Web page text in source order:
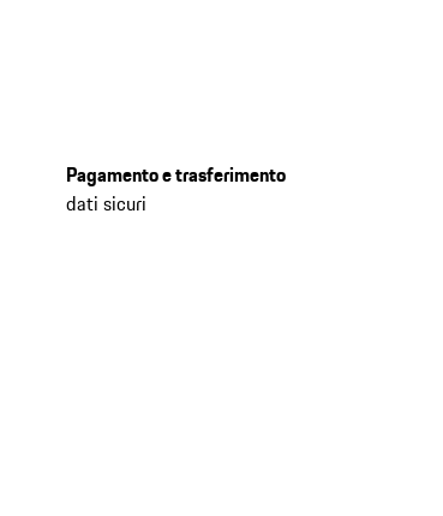
Pagamento e trasferimento
dati sicuri